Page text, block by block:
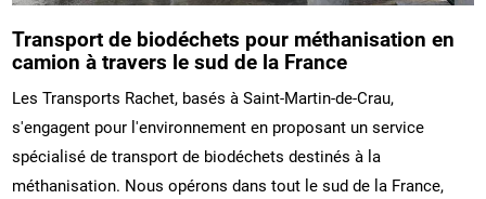
Transport de biodéchets pour méthanisation en
camion à travers le sud de la France
Les Transports Rachet, basés à Saint-Martin-de-Crau,
s'engagent pour l'environnement en proposant un service
spécialisé de transport de biodéchets destinés à la
méthanisation. Nous opérons dans tout le sud de la France,